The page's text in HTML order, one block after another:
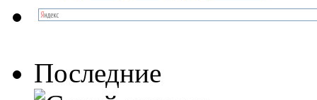
Последние